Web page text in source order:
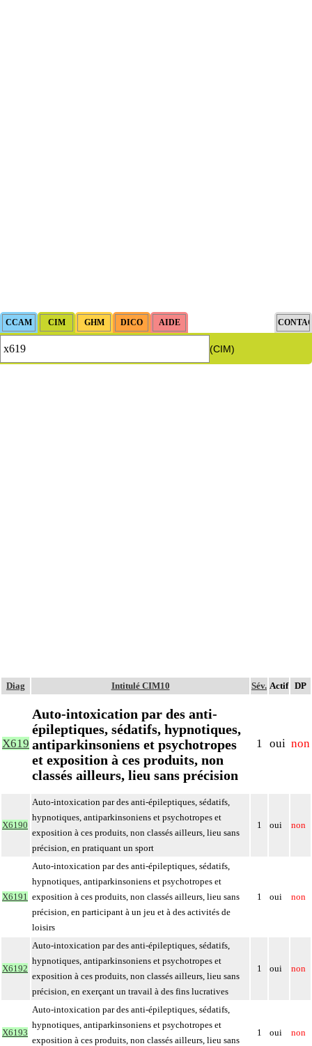
(CIM)
Diag Intitulé CIM10 Sév. Actif DP
X619
Auto-intoxication par des anti-
épileptiques, sédatifs, hypnotiques,
antiparkinsoniens et psychotropes
et exposition à ces produits, non
classés ailleurs, lieu sans précision
1 oui non
X6190
Auto-intoxication par des anti-épileptiques, sédatifs,
hypnotiques, antiparkinsoniens et psychotropes et
exposition à ces produits, non classés ailleurs, lieu sans
précision, en pratiquant un sport
1 oui non
X6191
Auto-intoxication par des anti-épileptiques, sédatifs,
hypnotiques, antiparkinsoniens et psychotropes et
exposition à ces produits, non classés ailleurs, lieu sans
précision, en participant à un jeu et à des activités de
loisirs
1 oui non
X6192
Auto-intoxication par des anti-épileptiques, sédatifs,
hypnotiques, antiparkinsoniens et psychotropes et
exposition à ces produits, non classés ailleurs, lieu sans
précision, en exerçant un travail à des fins lucratives
1 oui non
X6193
Auto-intoxication par des anti-épileptiques, sédatifs,
hypnotiques, antiparkinsoniens et psychotropes et
exposition à ces produits, non classés ailleurs, lieu sans
1 oui non